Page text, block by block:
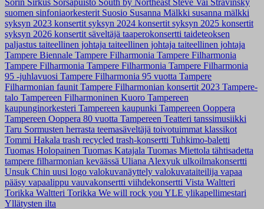
suomen sinfoniaorkesterit Suosio Susanna Mälkki susanna mälkki
syksyn 2023 konsertit syksyn 2024 konsertit syksyn 2025 konsertit
syksyn 2026 konsertit säveltäjä taaperokonsertti taideteoksen
paljastus taiteellinen johtaja taiteellinen johtaja taiteellinen johtaja
Tampere Biennale Tampere Filharmonia Tampere Filharmonia
Tampere Filharmonia Tampere Filharmonia Tampere Filharmonia
95 -juhlavuosi Tampere Filharmonia 95 vuotta Tampere
Filharmonian faunit Tampere Filharmonian konsertit 2023 Tampere-
talo Tampereen Filharmoninen Kuoro Tampereen
kaupunginorkesteri Tampereen kaupunki Tampereen Ooppera
Tampereen Ooppera 80 vuotta Tampereen Teatteri tanssimusiikki
Taru Sormusten herrasta teemasäveltäjä toivotuimmat klassikot
Tommi Hakala trash recycled trash-konsertti Tuhkimo-baletti
Tuomas Holopainen Tuomas Katajala Tuomas Miettola tähtisadetta
tampere filharmonian keväässä Uliana Alexyuk ulkoilmakonsertti
Unsuk Chin uusi logo valokuvanäyttely valokuvataiteilija vapaa
pääsy vapaalippu vauvakonsertti viihdekonsertti Vista Waltteri
Torikka Waltteri Torikka We will rock you YLE ylikapellimestari
Yllätysten ilta